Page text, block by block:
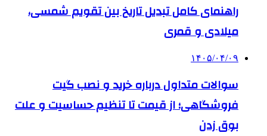
راهنمای کامل تبدیل تاریخ بین تقویم شمسی،
میلادی و قمری
۱۴۰۵/۰۴/۰۹
سوالات متداول درباره خرید و نصب گیت
فروشگاهی؛ از قیمت تا تنظیم حساسیت و علت
بوق زدن